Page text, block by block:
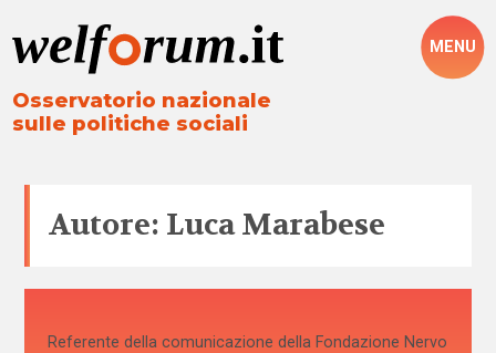
Osservatorio nazionale
sulle politiche sociali
MENU
Autore: Luca Marabese
Referente della comunicazione della Fondazione Nervo